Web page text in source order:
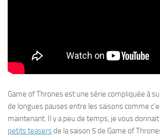
Game of Thrones est une série compliquée à
de longues pauses entre les saisons comme
maintenant. Il y a peu de temps, je vous donnait
petits teasersde la saison 5 de Game of